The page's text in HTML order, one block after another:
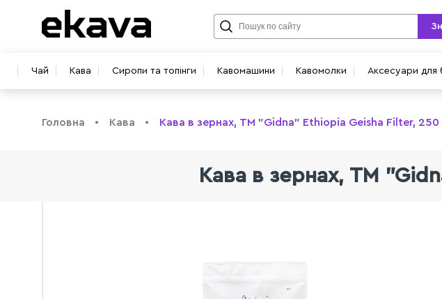
Чай Кава Сиропи та топінги Кавомашини Кавомолки Аксесуари для
Головна Кава Кава в зeрнах, TM "Gidna" Ethiopia Geisha Filter, 250
Кава в зeрнах, TM